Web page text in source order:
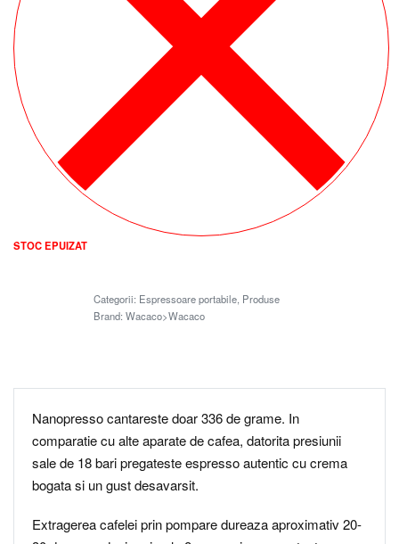
STOC EPUIZAT
Categorii: Espressoare portabile, Produse
Brand: Wacaco>Wacaco
Nanopresso cantareste doar 336 de grame. In
comparatie cu alte aparate de cafea, datorita presiunii
sale de 18 bari pregateste espresso autentic cu crema
bogata si un gust desavarsit.
Extragerea cafelei prin pompare dureaza aproximativ 20-